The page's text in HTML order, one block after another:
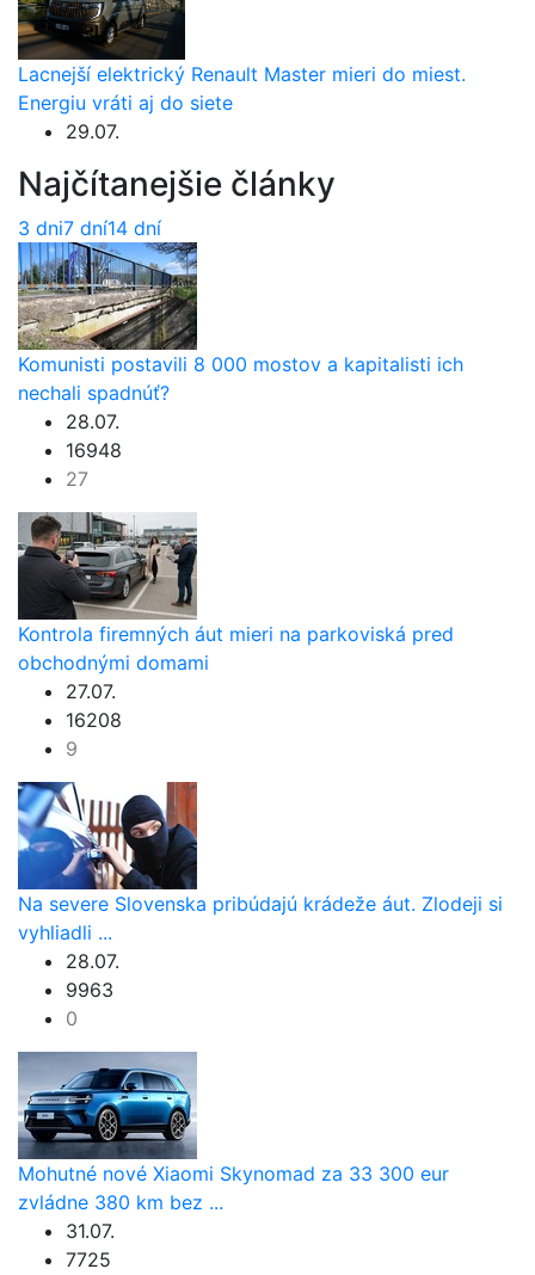
Lacnejší elektrický Renault Master mieri do miest.
Energiu vráti aj do siete
29.07.
Najčítanejšie články
3 dni7 dní14 dní
Komunisti postavili 8 000 mostov a kapitalisti ich
nechali spadnúť?
28.07.
16948
27
Kontrola firemných áut mieri na parkoviská pred
obchodnými domami
27.07.
16208
9
Na severe Slovenska pribúdajú krádeže áut. Zlodeji si
vyhliadli ...
28.07.
9963
0
Mohutné nové Xiaomi Skynomad za 33 300 eur
zvládne 380 km bez ...
31.07.
7725